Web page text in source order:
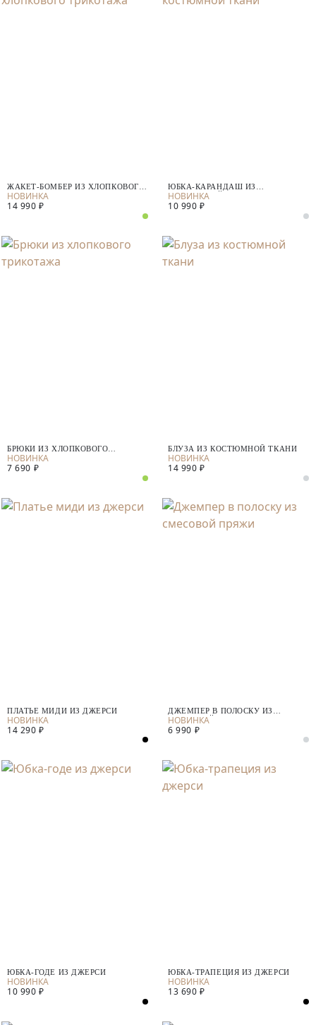
ЖАКЕТ-БОМБЕР ИЗ ХЛОПКОВОГО
ТРИКОТАЖА
14 990 ₽
ЮБКА-КАРАНДАШ ИЗ
КОСТЮМНОЙ ТКАНИ
10 990 ₽
БРЮКИ ИЗ ХЛОПКОВОГО
ТРИКОТАЖА
7 690 ₽
БЛУЗА ИЗ КОСТЮМНОЙ ТКАНИ
14 990 ₽
ПЛАТЬЕ МИДИ ИЗ ДЖЕРСИ
14 290 ₽
ДЖЕМПЕР В ПОЛОСКУ ИЗ
СМЕСОВОЙ ПРЯЖИ
6 990 ₽
ЮБКА-ГОДЕ ИЗ ДЖЕРСИ
10 990 ₽
ЮБКА-ТРАПЕЦИЯ ИЗ ДЖЕРСИ
13 690 ₽